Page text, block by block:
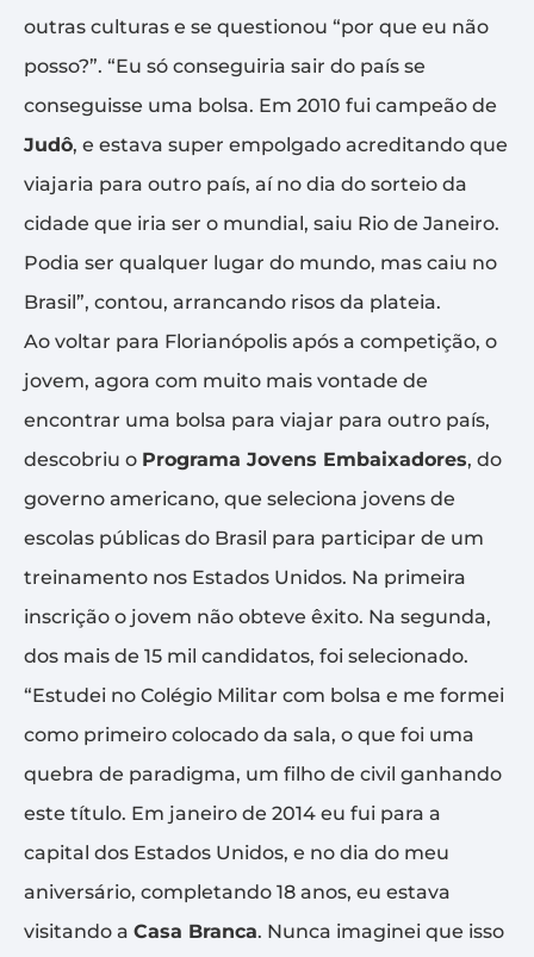
outras culturas e se questionou “por que eu não
posso?”. “Eu só conseguiria sair do país se
conseguisse uma bolsa. Em 2010 fui campeão de
Judô, e estava super empolgado acreditando que
viajaria para outro país, aí no dia do sorteio da
cidade que iria ser o mundial, saiu Rio de Janeiro.
Podia ser qualquer lugar do mundo, mas caiu no
Brasil”, contou, arrancando risos da plateia.
Ao voltar para Florianópolis após a competição, o
jovem, agora com muito mais vontade de
encontrar uma bolsa para viajar para outro país,
descobriu o Programa Jovens Embaixadores, do
governo americano, que seleciona jovens de
escolas públicas do Brasil para participar de um
treinamento nos Estados Unidos. Na primeira
inscrição o jovem não obteve êxito. Na segunda,
dos mais de 15 mil candidatos, foi selecionado.
“Estudei no Colégio Militar com bolsa e me formei
como primeiro colocado da sala, o que foi uma
quebra de paradigma, um filho de civil ganhando
este título. Em janeiro de 2014 eu fui para a
capital dos Estados Unidos, e no dia do meu
aniversário, completando 18 anos, eu estava
visitando a Casa Branca. Nunca imaginei que isso